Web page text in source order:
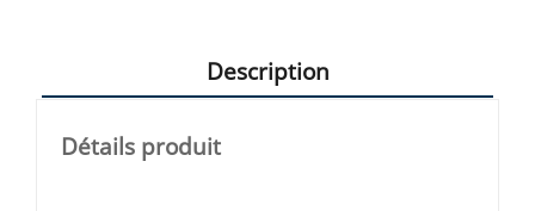
Description
Détails produit